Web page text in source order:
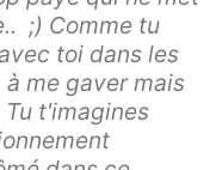
;) Comme tu
toi dans les
me gaver mais
t'imagines